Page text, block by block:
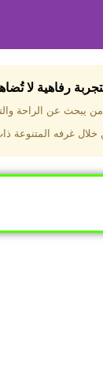
تختار
مرافق
بتجربة رفاهية
من يبحث عن الراحة
غرفه المتنوعة